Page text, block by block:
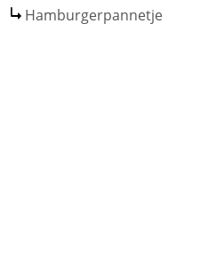
Hamburgerpannetje